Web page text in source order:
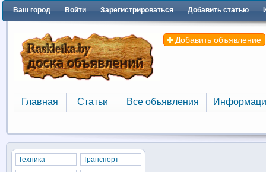
Ваш город Войти Зарегистрироваться Добавить статью
Добавить объявление
Главная
Главная
Статьи
Статьи
Все объявления
Все объявления
Техника
Транспорт